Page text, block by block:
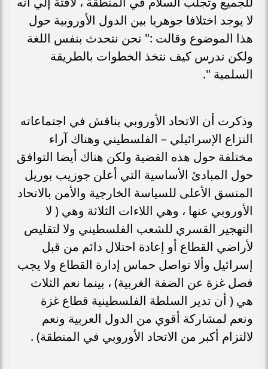
لا يوجد اختلافا جوهريا بين الدول الأوروبية حول
هذا الموضوع وقالت :" نحن نتحدث بنفس اللغة
ولكن ندرس كيف نتخذ الخطوات بالطريقة
السلمية ".
وذكرت أن الاتحاد الأوروبي يناقش في اجتماعاته
النزاع الإسرائيلي – الفلسطيني وهناك آراء
مختلفة حول هذه القضية ولكن هناك أيضا التوافق
حول المبادئ الأساسية التي أعلن جوزيب بوريل
المنسق الأعلى للسياسة الخارجية والأمن بالاتحاد
الأوروبي عنها ، وهي اللاءات الثلاثة وهي ( لا
التهجير القسري للشعب الفلسطيني ولا لتقليص
لأراضي القطاع أو إعادة احتلال دائم من قبل
إسرائيل وألا تواصل حماس إدارة القطاع ولا يجب
فصل غزة عن الضفة الغربية) ، بينما نعم الثلاث
هي ( أن تدير السلطة الفلسطينية قطاع غزة
ونعم لمشاركة أقوي من الدول العربية ونعم
لالتزام أكبر من الاتحاد الأوروبي في المنطقة) .